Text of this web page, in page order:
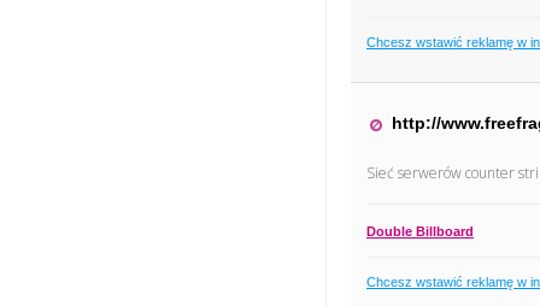
Chcesz wstawić reklamę w
http://
Sieć serwerów counter
Double Billboard
Chcesz wstawić reklamę w